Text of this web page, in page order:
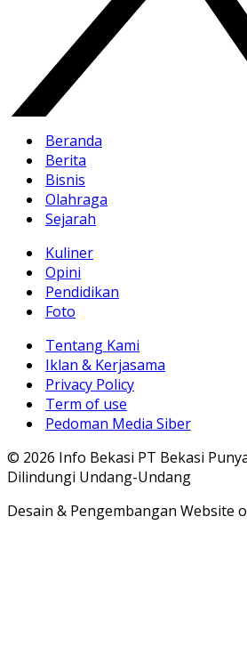
Beranda
Berita
Bisnis
Olahraga
Sejarah
Kuliner
Opini
Pendidikan
Foto
Tentang Kami
Iklan & Kerjasama
Privacy Policy
Term of use
Pedoman Media Siber
© 2026 Info Bekasi PT Bekasi
Dilindungi Undang-Undang
Desain & Pengembangan Website